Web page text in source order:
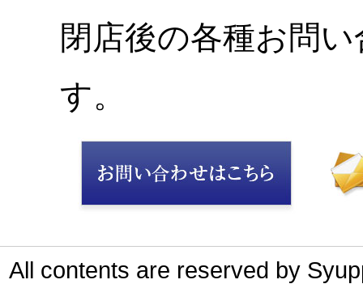
閉店後の各種お問
す。
All contents are reserved by